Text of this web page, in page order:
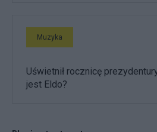
Muzyka
Uświetnił rocznicę
jest Eldo?